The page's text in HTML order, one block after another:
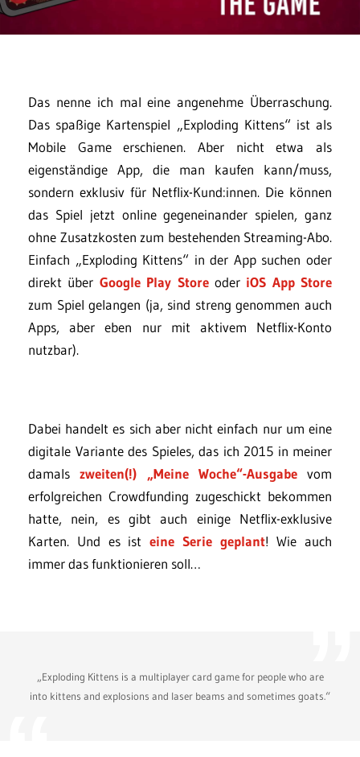
Das nenne ich mal eine angenehme Überraschung.
Das spaßige Kartenspiel „Exploding Kittens“ ist als
Mobile Game erschienen. Aber nicht etwa als
eigenständige App, die man kaufen kann/muss,
sondern exklusiv für Netflix-Kund:innen. Die können
das Spiel jetzt online gegeneinander spielen, ganz
ohne Zusatzkosten zum bestehenden Streaming-Abo.
Einfach „Exploding Kittens“ in der App suchen oder
direkt über Google Play Storeoder iOS App Store
zum Spiel gelangen (ja, sind streng genommen auch
Apps, aber eben nur mit aktivem Netflix-Konto
nutzbar).
Dabei handelt es sich aber nicht einfach nur um eine
digitale Variante des Spieles, das ich 2015 in meiner
damalszweiten(!) „Meine Woche“-Ausgabevom
erfolgreichen Crowdfunding zugeschickt bekommen
hatte, nein, es gibt auch einige Netflix-exklusive
Karten. Und es ist eine Serie geplant! Wie auch
immer das funktionieren soll…
„Exploding Kittens is a multiplayer card game for people who are
into kittens and explosions and laser beams and sometimes goats.“